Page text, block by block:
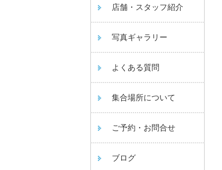
店舗・スタッフ紹介
写真ギャラリー
よくある質問
集合場所について
ご予約・お問合せ
ブログ